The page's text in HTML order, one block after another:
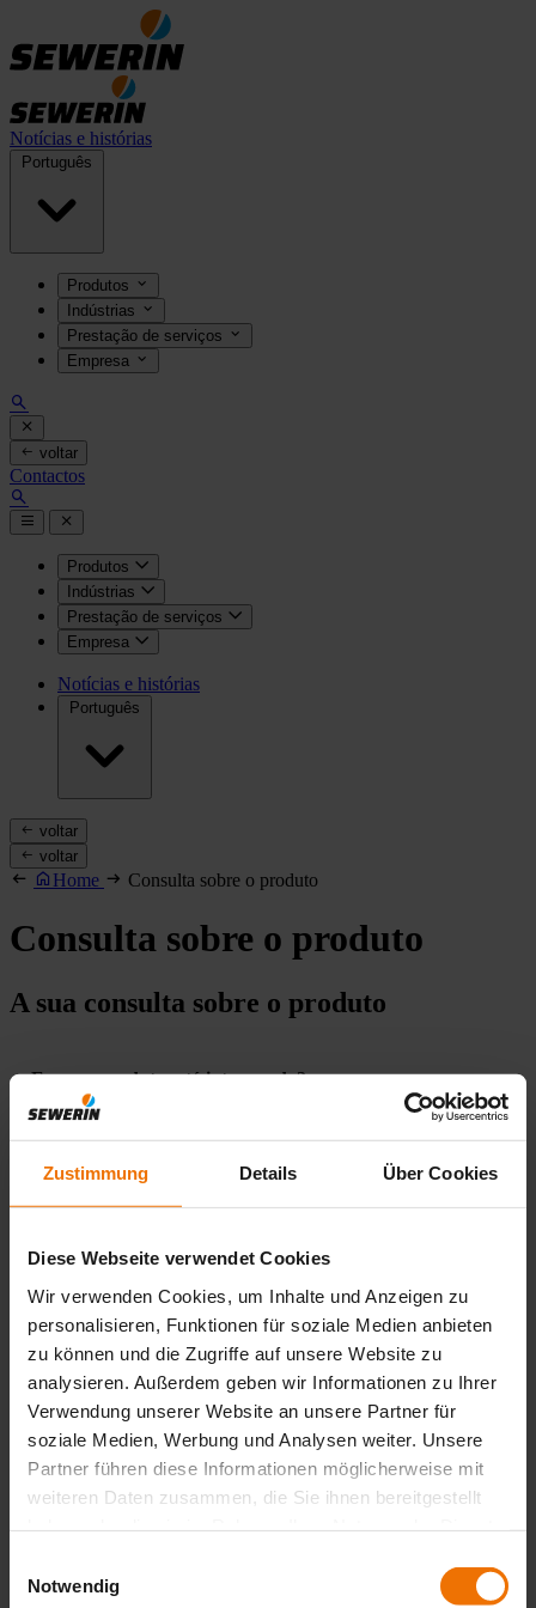
Zustimmung Details Über Cookies
Diese Webseite verwendet Cookies
Wir verwenden Cookies, um Inhalte und Anzeigen zu
personalisieren, Funktionen für soziale Medien anbieten
zu können und die Zugriffe auf unsere Website zu
analysieren. Außerdem geben wir Informationen zu Ihrer
Verwendung unserer Website an unsere Partner für
soziale Medien, Werbung und Analysen weiter. Unsere
Partner führen diese Informationen möglicherweise mit
weiteren Daten zusammen, die Sie ihnen bereitgestellt
Notwendig
Notícias e histórias
Português
Produtos
Indústrias
Prestação de serviços
Empresa
voltar
Contactos
Produtos
Indústrias
Prestação de serviços
Empresa
Notícias e histórias
Português
voltar
voltar
Home Consulta sobre o produto
Consulta sobre o produto
A sua consulta sobre o produto
Em que produto está interessado?
*
Nome
E-Mail
*
Telefone
*
Código postal
País